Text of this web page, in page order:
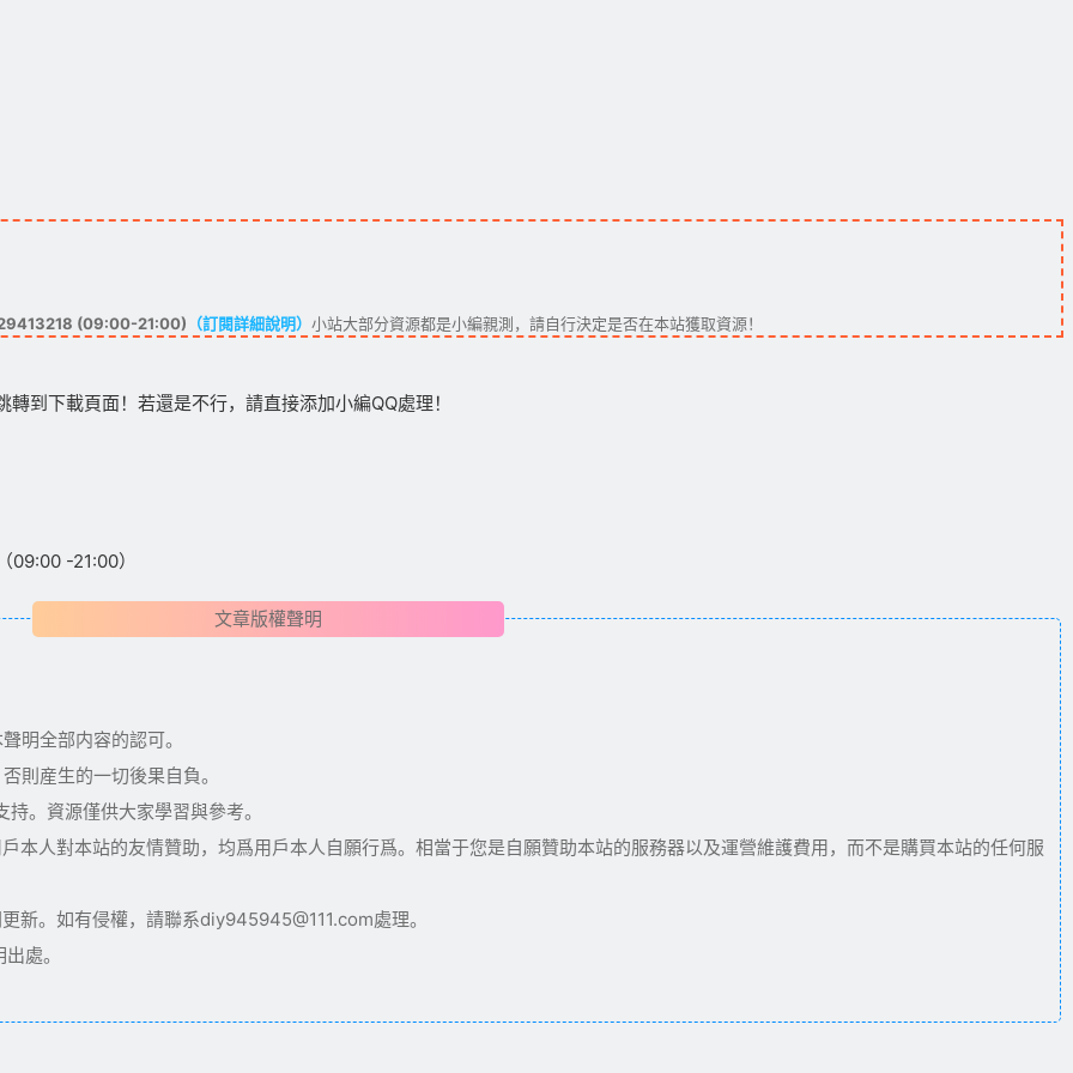
(09:00-21:00) （訂閱詳細說明） 小站大部分資源都是小編親測，請自行決定是否在本站獲取資源！
到下載頁面！若還是不行，請直接添加小編QQ處理！
09:00 -21:00）
文章版權聲明
明全部内容的認可。
則産生的一切後果自負。
。資源僅供大家學習與參考。
本人對本站的友情贊助，均爲用戶本人自願行爲。相當于您是自願贊助本站的服務器以及運營維護費用，而不是購買本站的任何服
新。如有侵權，請聯系diy945945@111.com處理。
處。